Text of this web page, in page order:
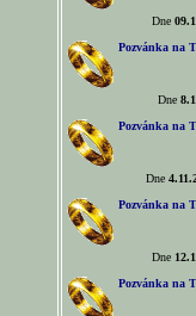
Dne
Pozvánka na
Dne
Pozvánka na
Dne
Pozvánka na
Dne
Pozvánka na